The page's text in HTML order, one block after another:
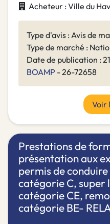
Acheteur : Ville du
Type d'avis : Avis de
Type de marché :
Date de publication :
BOAMP - 26-72658
Voir
Prestations de
présentation aux
permis de
catégorie C, super
catégorie CE,
catégorie BE-